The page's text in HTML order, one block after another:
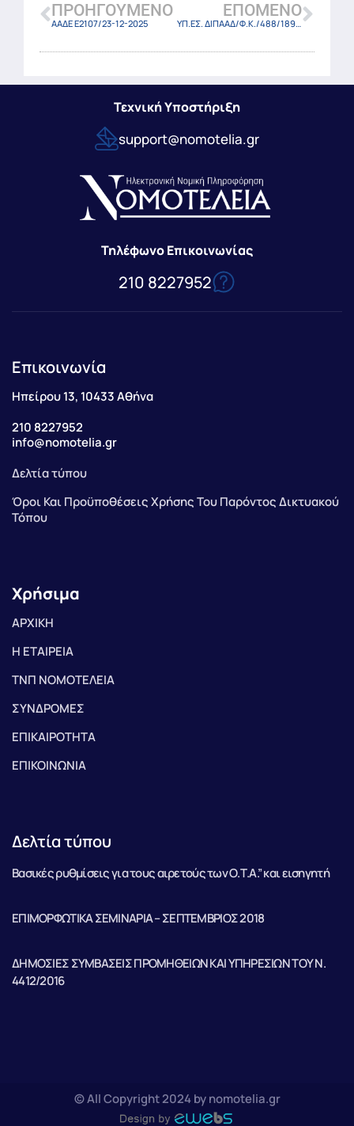
ΠΡΟΗΓΟΎΜΕΝΟ
ΑΑΔΕ Ε2107/23-12-2025
ΕΠΌΜΕΝΟ
ΥΠ.ΕΣ. ΔΙΠΑΑΔ/Φ.Κ./488/18931/25 (ΦΕΚ 7049 Β/24-12-2025)
Τεχνική Υποστήριξη
support@nomotelia.gr
Τηλέφωνο Επικοινωνίας
210 8227952
Επικοινωνία
Ηπείρου 13, 10433 Αθήνα
210 8227952
info@nomotelia.gr
Δελτία τύπου
Όροι Και Προϋποθέσεις Χρήσης Του Παρόντος Δικτυακού
Τόπου
Χρήσιμα
ΑΡΧΙΚΗ
Η ΕΤΑΙΡΕΙΑ
ΤΝΠ ΝΟΜΟΤΕΛΕΙΑ
ΣΥΝΔΡΟΜΕΣ
ΕΠΙΚΑΙΡΟΤΗΤΑ
ΕΠΙΚΟΙΝΩΝΙΑ
Δελτία τύπου
Βασικές ρυθμίσεις για τους αιρετούς των Ο.Τ.Α.” και εισηγητή
ΕΠΙΜΟΡΦΩΤΙΚΑ ΣΕΜΙΝΑΡΙΑ – ΣΕΠΤΕΜΒΡΙΟΣ 2018
ΔΗΜΟΣΙΕΣ ΣΥΜΒΑΣΕΙΣ ΠΡΟΜΗΘΕΙΩΝ ΚΑΙ ΥΠΗΡΕΣΙΩΝ ΤΟΥ Ν.
4412/2016
© All Copyright 2024 by nomotelia.gr